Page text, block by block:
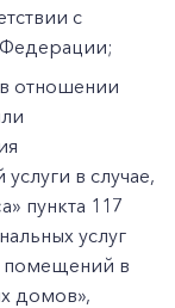
с
Федерации;
отношении
в случае,
пункта 117
услуг
помещений в
домов»,